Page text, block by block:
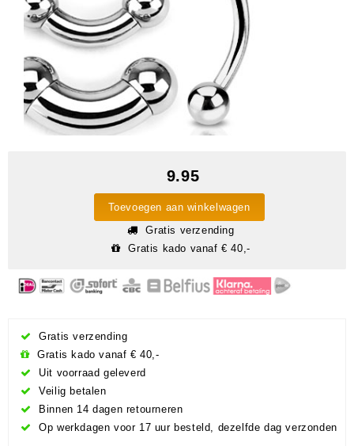
9.95
Toevoegen aan winkelwagen
Gratis verzending
Gratis kado vanaf € 40,-
Gratis verzending
Gratis kado vanaf € 40,-
Uit voorraad geleverd
Veilig betalen
Binnen 14 dagen retourneren
Op werkdagen voor 17 uur besteld, dezelfde dag verzonden